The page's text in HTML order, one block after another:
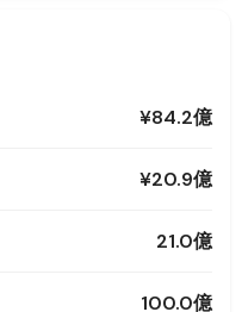
¥84.2億
¥20.9億
21.0億
100.0億